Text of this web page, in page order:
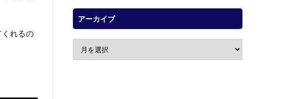
れるの
アーカイブ